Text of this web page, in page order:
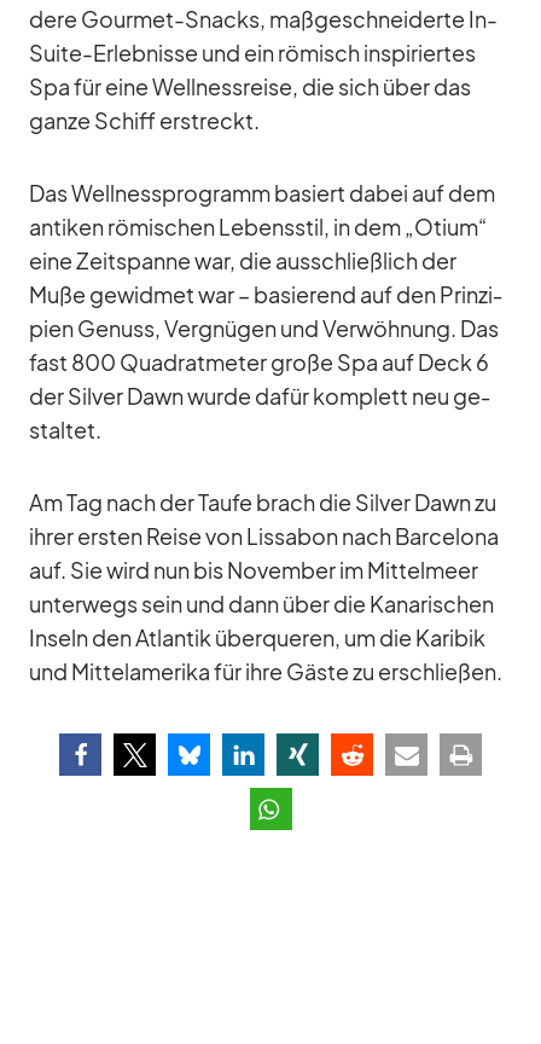
dere Gour­met-Snacks, maß­ge­schnei­derte In-
Suite-Er­leb­nisse und ein rö­misch in­spi­rier­tes
Spa für eine Well­ness­reise, die sich über das
ganze Schiff er­streckt.
Das Well­ness­pro­gramm ba­siert da­bei auf dem
an­ti­ken rö­mi­schen Le­bens­stil, in dem „Otium“
eine Zeit­spanne war, die aus­schließ­lich der
Muße ge­wid­met war – ba­sie­rend auf den Prin­zi­
pien Ge­nuss, Ver­gnü­gen und Ver­wöh­nung. Das
fast 800 Qua­drat­me­ter große Spa auf Deck 6
der Sil­ver Dawn wurde da­für kom­plett neu ge­
stal­tet.
Am Tag nach der Taufe brach die Sil­ver Dawn zu
ih­rer ers­ten Reise von Lis­sa­bon nach Bar­ce­lona
auf. Sie wird nun bis No­vem­ber im Mit­tel­meer
un­ter­wegs sein und dann über die Ka­na­ri­schen
In­seln den At­lan­tik über­que­ren, um die Ka­ri­bik
und Mit­tel­ame­rika für ihre Gäste zu er­schlie­ßen.